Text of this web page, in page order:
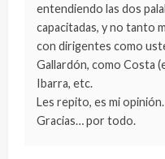
entendiendo las dos
capacitadas, y no tanto
con dirigentes como
Gallardón, como Costa
Ibarra, etc.
Les repito, es mi opinión.
Gracias… por todo.